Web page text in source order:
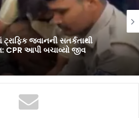
ટ્રાફિક જવાનની સતર્કતાથી
ભવ્ય રક્તદાન શિબિરમાં 1,230
સંગ્રહ